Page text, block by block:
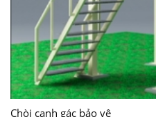
Chòi canh gác bảo vệ